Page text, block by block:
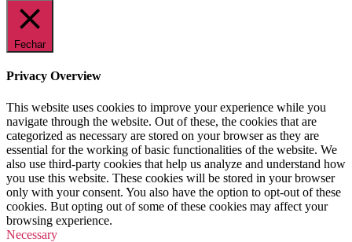
Fechar
Privacy Overview
This website uses cookies to improve your experience while you
navigate through the website. Out of these, the cookies that are
categorized as necessary are stored on your browser as they are
essential for the working of basic functionalities of the website. We
also use third-party cookies that help us analyze and understand how
you use this website. These cookies will be stored in your browser
only with your consent. You also have the option to opt-out of these
cookies. But opting out of some of these cookies may affect your
browsing experience.
Necessary